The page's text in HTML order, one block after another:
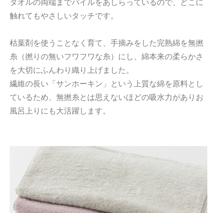
タオルの両端までパイルをあしらっているので、どこに
触れてもやさしいタッチです。
枯葉剤を使うことなく育て、手摘みをした完熟綿を無撚
糸（撚りの無いフワフワな糸）にし、綿本来の柔らかさ
を大切にふんわり織り上げました。
繊維の長い「サンホーキン」という上質な綿を原料とし
ているため、無撚糸とは思えないほどの吸水力がありお
風呂上りにも大活躍します。